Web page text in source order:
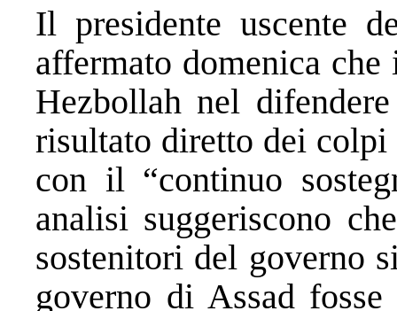
Il presidente uscente
affermato domenica
Hezbollah nel
risultato diretto dei
con il “continuo
analisi suggeriscono
sostenitori del governo
governo di Assad